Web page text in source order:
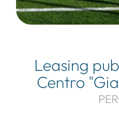
Leasing
Centro